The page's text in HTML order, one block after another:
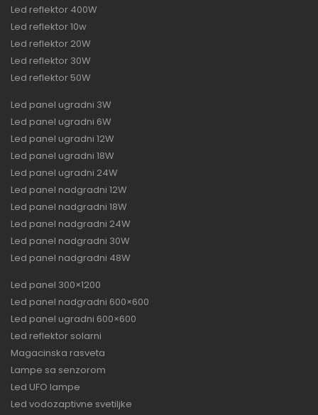
Led reflektor 400W
Led reflektor 10w
Led reflektor 20W
Led reflektor 30W
Led reflektor 50W
Led panel ugradni 3W
Led panel ugradni 6W
Led panel ugradni 12W
Led panel ugradni 18W
Led panel ugradni 24W
Led panel nadgradni 12W
Led panel nadgradni 18W
Led panel nadgradni 24W
Led panel nadgradni 30W
Led panel nadgradni 48W
Led panel 300×1200
Led panel nadgradni 600×600
Led panel ugradni 600×600
Led reflektor solarni
Magacinska rasveta
Lampe sa senzorom
Led UFO lampe
Led vodozaptivne svetiljke